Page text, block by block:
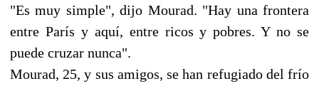
"Es muy simple", dijo Mourad. "Hay una frontera
entre París y aquí, entre ricos y pobres. Y no se
puede cruzar nunca".
Mourad, 25, y sus amigos, se han refugiado del frío